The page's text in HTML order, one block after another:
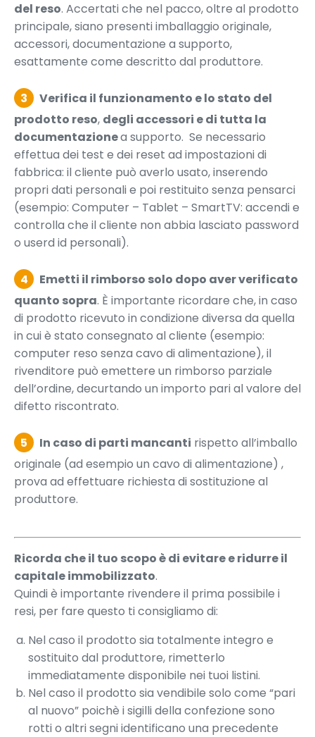
del reso. Accertati che nel pacco, oltre al prodotto
principale, siano presenti imballaggio originale,
accessori, documentazione a supporto,
esattamente come descritto dal produttore.
3
Verifica il funzionamento e lo stato del
prodotto reso, degli accessori e di tutta la
documentazionea supporto. Se necessario
effettua dei test e dei reset ad impostazioni di
fabbrica: il cliente può averlo usato, inserendo
propri dati personali e poi restituito senza pensarci
(esempio: Computer – Tablet – SmartTV: accendi e
controlla che il cliente non abbia lasciato password
o userd id personali).
4
Emetti il rimborso solo dopo aver verificato
quanto sopra. È importante ricordare che, in caso
di prodotto ricevuto in condizione diversa da quella
in cui è stato consegnato al cliente (esempio:
computer reso senza cavo di alimentazione), il
rivenditore può emettere un rimborso parziale
dell’ordine, decurtando un importo pari al valore del
difetto riscontrato.
5 In caso di parti mancanti rispetto all’imballo
originale (ad esempio un cavo di alimentazione) ,
prova ad effettuare richiesta di sostituzione al
produttore.
Ricorda che il tuo scopo è di evitare e ridurre il
capitale immobilizzato.
Quindi è importante rivendere il prima possibile i
resi, per fare questo ti consigliamo di:
Nel caso il prodotto sia totalmente integro e
sostituito dal produttore, rimetterlo
immediatamente disponibile nei tuoi listini.
Nel caso il prodotto sia vendibile solo come “pari
al nuovo” poichè i sigilli della confezione sono
rotti o altri segni identificano una precedente